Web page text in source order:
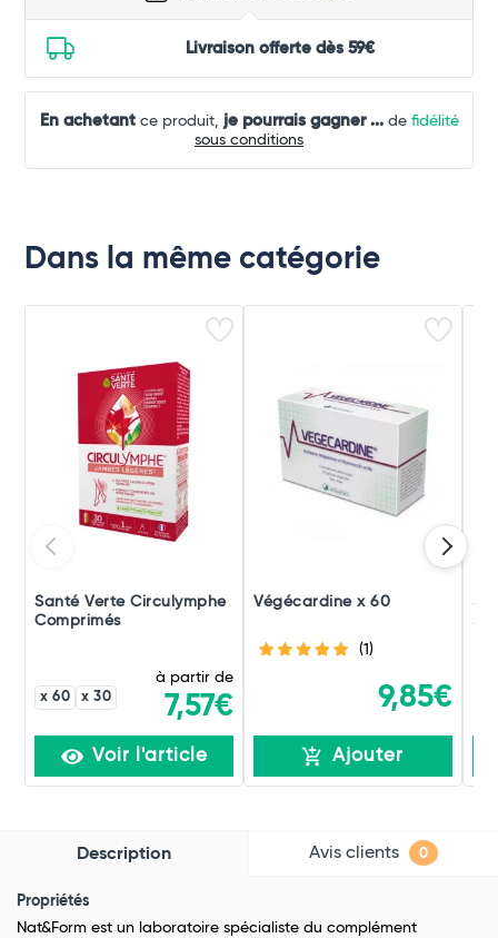
Livraison offerte dès 59€
En achetantce produit, je pourrais gagner ...de fidélité
sous conditions
Dans la même catégorie
Santé Verte Circulymphe
Comprimés
x 60 x 30
à partir de
7,57€
Voir l'article
Végécardine x 60
(1)
9,85€
Ajouter
Description Avis clients 0
Propriétés
Nat&Form est un laboratoire spécialiste du complément